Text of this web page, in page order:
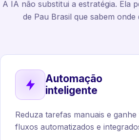
A IA não substitui a estratégia. Ela
de Pau Brasil que sabem onde
Automação
inteligente
Reduza tarefas manuais e
fluxos automatizados e